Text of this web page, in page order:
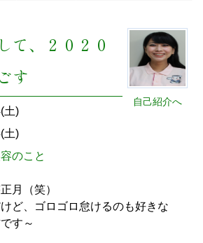
自己紹介へ
て、２０２０
す
土)
土)
のこと
月（笑）
ど、ゴロゴロ怠けるのも好きな
す～